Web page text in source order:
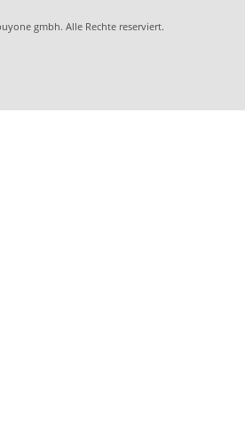
gmbh. Alle Rechte reserviert.